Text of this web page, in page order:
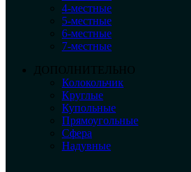
4-местные
5-местные
6-местные
7-местные
ДОПОЛНИТЕЛЬНО
Колокольчик
Круглые
Купольные
Прямоугольные
Сфера
Надувные